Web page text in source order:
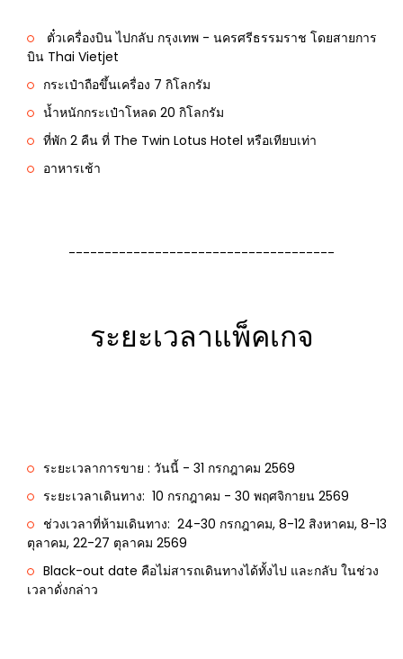
ตั๋วเครื่องบิน ไปกลับ กรุงเทพ - นครศรีธรรมราช โดยสายการ
บิน Thai Vietjet
กระเป๋าถือขึ้นเครื่อง 7 กิโลกรัม
น้ำหนักกระเป๋าโหลด 20 กิโลกรัม
ที่พัก 2 คืน ที่ The Twin Lotus Hotel หรือเทียบเท่า
อาหารเช้า
-------------------------------------
ระยะเวลาแพ็คเกจ
ระยะเวลาการขาย : วันนี้ - 31 กรกฎาคม 2569
ระยะเวลาเดินทาง: 10 กรกฎาคม - 30 พฤศจิกายน 2569
ช่วงเวลาที่ห้ามเดินทาง: 24-30 กรกฎาคม, 8-12 สิงหาคม, 8-13
ตุลาคม, 22-27 ตุลาคม 2569
Black-out date คือไม่สารถเดินทางได้ทั้งไป และกลับ ในช่วง
เวลาดั่งกล่าว